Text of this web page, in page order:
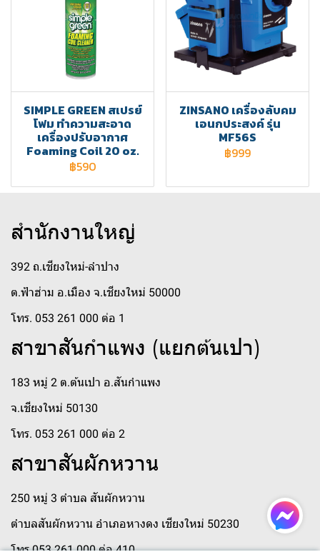
SIMPLE GREEN สเปรย์
โฟม ทำความสะอาด
เครื่องปรับอากาศ
Foaming Coil 20 oz.
฿590
ZINSANO เครื่องลับคม
เอนกประสงค์ รุ่น
MF56S
฿999
สำนักงานใหญ่
392 ถ.เชียงใหม่-ลำปาง
ต.ฟ้าฮ่าม อ.เมือง จ.เชียงใหม่ 50000
โทร. 053 261 000 ต่อ 1
สาขาสันกำแพง (แยกต้นเปา)
183 หมู่ 2 ต.ต้นเปา อ.สันกำแพง
จ.เชียงใหม่ 50130
โทร. 053 261 000 ต่อ 2
สาขาสันผักหวาน
250 หมู่ 3 ตำบล สันผักหวาน
ตำบลสันผักหวาน อำเภอหางดง เชียงใหม่ 50230